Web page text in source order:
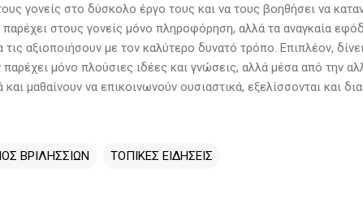
γονείς στο δύσκολο έργο τους και να τους βοηθήσει να
στους γονείς μόνο πληροφόρηση, αλλά τα αναγκαία
τις αξιοποιήσουν με τον καλύτερο δυνατό τρόπο. Επιπλέον,
μόνο πλούσιες ιδέες και γνώσεις, αλλά μέσα από την
και μαθαίνουν να επικοινωνούν ουσιαστικά, εξελίσσονται και
ΒΡΙΛΗΣΣΙΩΝ ΤΟΠΙΚΕΣ ΕΙΔΗΣΕΙΣ